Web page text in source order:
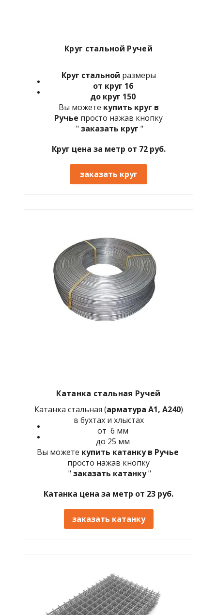
Круг стальной Ручей
Круг стальной размеры
от круг 16
до круг 150
Вы можете купить круг в
Ручье просто нажав кнопку
" заказать круг "
Круг цена за метр от 72 руб.
заказать круг
Катанка стальная Ручей
Катанка стальная (арматура А1, А240)
в бухтах и хлыстах
от 6 мм
до 25 мм
Вы можете купить катанку в Ручье
просто нажав кнопку
" заказать катанку"
Катанка цена за метр от 23 руб.
заказать катанку